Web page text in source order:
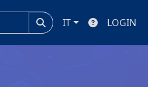
IT LOGIN